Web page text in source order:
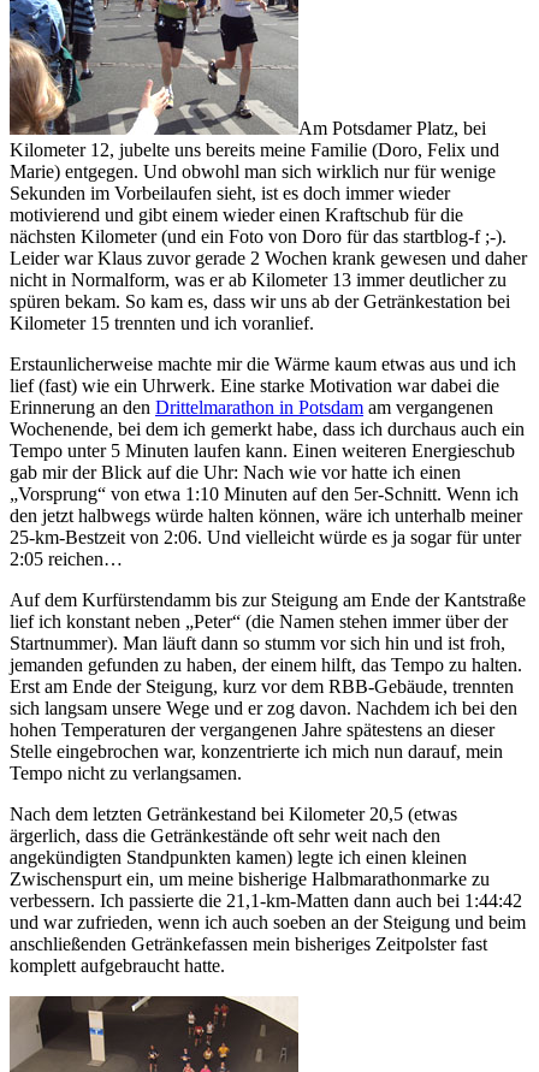
Am Potsdamer Platz, bei
Kilometer 12, jubelte uns bereits meine Familie (Doro, Felix und
Marie) entgegen. Und obwohl man sich wirklich nur für wenige
Sekunden im Vorbeilaufen sieht, ist es doch immer wieder
motivierend und gibt einem wieder einen Kraftschub für die
nächsten Kilometer (und ein Foto von Doro für das startblog-f ;-).
Leider war Klaus zuvor gerade 2 Wochen krank gewesen und daher
nicht in Normalform, was er ab Kilometer 13 immer deutlicher zu
spüren bekam. So kam es, dass wir uns ab der Getränkestation bei
Kilometer 15 trennten und ich voranlief.
Erstaunlicherweise machte mir die Wärme kaum etwas aus und ich
lief (fast) wie ein Uhrwerk. Eine starke Motivation war dabei die
Erinnerung an den Drittelmarathon in Potsdam am vergangenen
Wochenende, bei dem ich gemerkt habe, dass ich durchaus auch ein
Tempo unter 5 Minuten laufen kann. Einen weiteren Energieschub
gab mir der Blick auf die Uhr: Nach wie vor hatte ich einen
„Vorsprung“ von etwa 1:10 Minuten auf den 5er-Schnitt. Wenn ich
den jetzt halbwegs würde halten können, wäre ich unterhalb meiner
25-km-Bestzeit von 2:06. Und vielleicht würde es ja sogar für unter
2:05 reichen…
Auf dem Kurfürstendamm bis zur Steigung am Ende der Kantstraße
lief ich konstant neben „Peter“ (die Namen stehen immer über der
Startnummer). Man läuft dann so stumm vor sich hin und ist froh,
jemanden gefunden zu haben, der einem hilft, das Tempo zu halten.
Erst am Ende der Steigung, kurz vor dem RBB-Gebäude, trennten
sich langsam unsere Wege und er zog davon. Nachdem ich bei den
hohen Temperaturen der vergangenen Jahre spätestens an dieser
Stelle eingebrochen war, konzentrierte ich mich nun darauf, mein
Tempo nicht zu verlangsamen.
Nach dem letzten Getränkestand bei Kilometer 20,5 (etwas
ärgerlich, dass die Getränkestände oft sehr weit nach den
angekündigten Standpunkten kamen) legte ich einen kleinen
Zwischenspurt ein, um meine bisherige Halbmarathonmarke zu
verbessern. Ich passierte die 21,1-km-Matten dann auch bei 1:44:42
und war zufrieden, wenn ich auch soeben an der Steigung und beim
anschließenden Getränkefassen mein bisheriges Zeitpolster fast
komplett aufgebraucht hatte.